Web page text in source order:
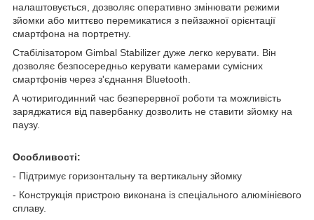
налаштовується, дозволяє оперативно змінювати режими
зйомки або миттєво перемикатися з пейзажної орієнтації
смартфона на портретну.
Стабілізатором Gimbal Stabilizer дуже легко керувати. Він
дозволяє безпосередньо керувати камерами сумісних
смартфонів через з'єднання Bluetooth.
А чотиригодинний час безперервної роботи та можливість
заряджатися від павербанку дозволить не ставити зйомку на
паузу.
Особливості:
- Підтримує горизонтальну та вертикальну зйомку
- Конструкція пристрою виконана із спеціального алюмінієвого
сплаву.